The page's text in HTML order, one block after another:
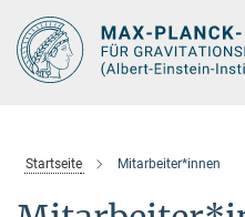
Hauptinhalt
Startseite Mitarbeiter*innen